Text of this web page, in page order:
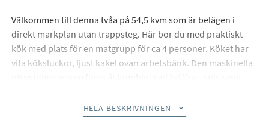
Välkommen till denna tvåa på 54,5 kvm som är belägen i
direkt markplan utan trappsteg. Här bor du med praktiskt
kök med plats för en matgrupp för ca 4 personer. Köket har
vita köksluckor, ljust kakel ovan arbetsbänk. Den maskinella
matgrupp. Badrummet renoverades 2007.
HELA BESKRIVNINGEN